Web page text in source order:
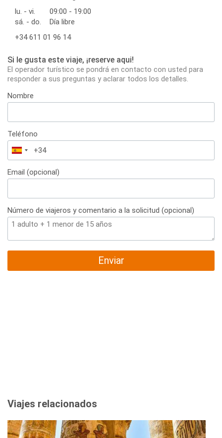
lu. - vi.
09:00 - 19:00
sá. - do.
Día libre
+34 611 01 96 14
Si le gusta este viaje, ¡reserve aqui!
El operador turístico se pondrá en contacto con usted para
responder a sus preguntas y aclarar todos los detalles.
Nombre
Teléfono
España
+34
Email (opcional)
Número de viajeros y comentario a la solicitud (opcional)
Enviar
Viajes relacionados